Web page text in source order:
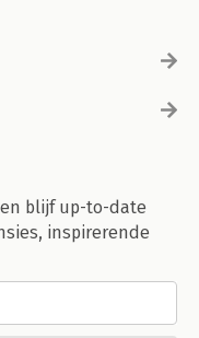
blijf up-to-date
inspirerende